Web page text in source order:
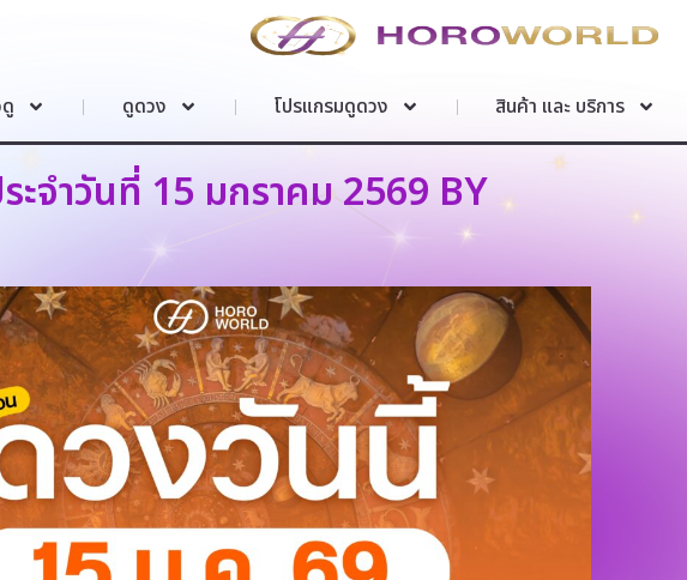
ดูดวง โปรแกรมดูดวง สินค้า และ บริการ
ะจำวันที่ 15 มกราคม 2569 BY